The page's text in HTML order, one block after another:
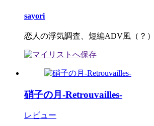
sayori
恋人の浮気調査、短編ADV風（？）
硝子の月-Retrouvailles-
レビュー